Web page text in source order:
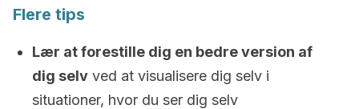
Flere tips
Lær at forestille dig en bedre version af
dig selv ved at visualisere dig selv i
situationer, hvor du ser dig selv